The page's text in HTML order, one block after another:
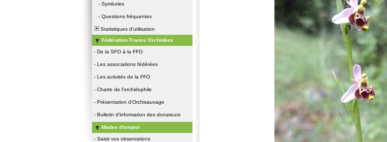
- Symboles
- Questions fréquentes
Statistiques d'utilisation
Fédération France Orchidées
- De la SFO à la FFO
- Les associations fédérées
- Les activités de la FFO
- Charte de l'orchidophile
- Présentation d'Orchisauvage
- Bulletin d'information des donateurs
Modes d'emploi
- Saisir vos observations